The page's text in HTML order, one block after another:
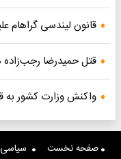
قانون لیندسی گراهام
قتل حمیدرضا
واکنش وزارت کشور به
صفحه نخست سیاسی